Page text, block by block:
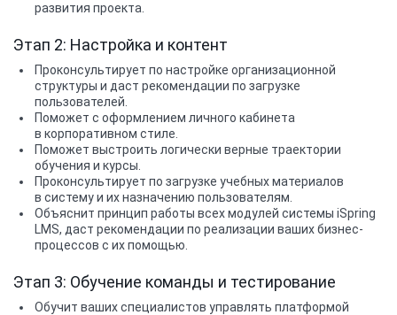
развития проекта.
Этап 2: Настройка и контент
Проконсультирует по настройке организационной
структуры и даст рекомендации по загрузке
пользователей.
Поможет с оформлением личного кабинета
в корпоративном стиле.
Поможет выстроить логически верные траектории
обучения и курсы.
Проконсультирует по загрузке учебных материалов
в систему и их назначению пользователям.
Объяснит принцип работы всех модулей системы iSpring
LMS, даст рекомендации по реализации ваших бизнес-
процессов с их помощью.
Этап 3: Обучение команды и тестирование
Обучит ваших специалистов управлять платформой